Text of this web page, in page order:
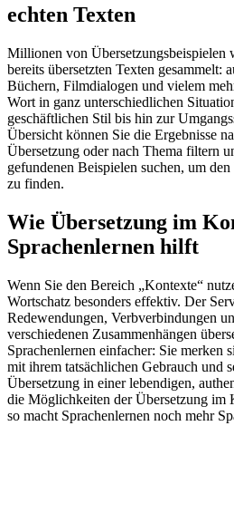
echten Texten
Millionen von Übersetzungsbeispielen
bereits übersetzten Texten gesammelt:
Büchern, Filmdialogen und vielem
Wort in ganz unterschiedlichen
geschäftlichen Stil bis hin zur
Übersicht können Sie die Ergebnisse
Übersetzung oder nach Thema filtern
gefundenen Beispielen suchen, um
zu finden.
Wie Übersetzung im
Sprachenlernen hilft
Wenn Sie den Bereich „Kontexte“
Wortschatz besonders effektiv. Der
Redewendungen, Verbverbindungen
verschiedenen Zusammenhängen
Sprachenlernen einfacher: Sie merken
mit ihrem tatsächlichen Gebrauch und
Übersetzung in einer lebendigen,
die Möglichkeiten der Übersetzung
so macht Sprachenlernen noch mehr